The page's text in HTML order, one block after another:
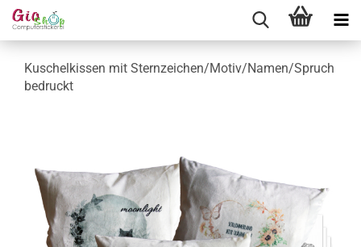
Kuschelkissen mit Sternzeichen/Motiv/Namen/Spruch
bedruckt